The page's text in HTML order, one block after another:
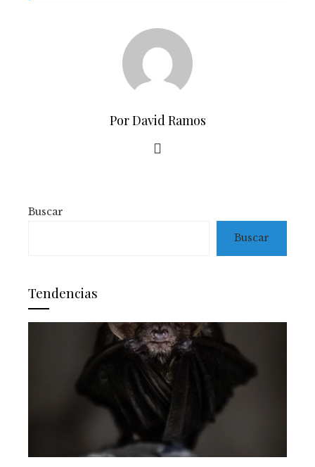
Por David Ramos
Buscar
Buscar
Tendencias